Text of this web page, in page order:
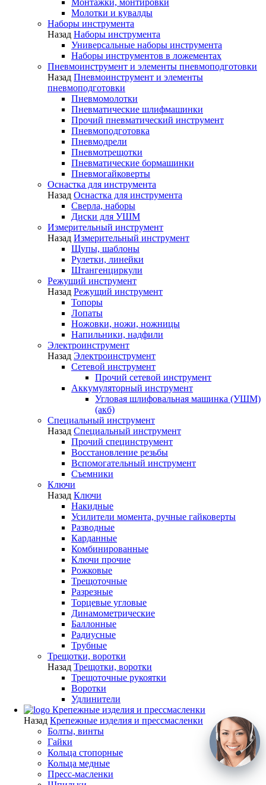
Молотки и кувалды
Наборы инструмента
Назад Наборы инструмента
Универсальные наборы инструмента
Наборы инструментов в ложементах
Пневмоинструмент и элементы пневмоподготовки
Назад Пневмоинструмент и элементы
пневмоподготовки
Пневмомолотки
Пневматические шлифмашинки
Прочий пневматический инструмент
Пневмоподготовка
Пневмодрели
Пневмотрещотки
Пневматические бормашинки
Пневмогайковерты
Оснастка для инструмента
Назад Оснастка для инструмента
Сверла, наборы
Диски для УШМ
Измерительный инструмент
Назад Измерительный инструмент
Щупы, шаблоны
Рулетки, линейки
Штангенциркули
Режущий инструмент
Назад Режущий инструмент
Топоры
Лопаты
Ножовки, ножи, ножницы
Напильники, надфили
Электроинструмент
Назад Электроинструмент
Сетевой инструмент
Прочий сетевой инструмент
Аккумуляторный инструмент
Угловая шлифовальная машинка (УШМ)
(акб)
Специальный инструмент
Назад Специальный инструмент
Прочий специнструмент
Восстановление резьбы
Вспомогательный инструмент
Съемники
Ключи
Назад Ключи
Накидные
Усилители момента, ручные гайковерты
Разводные
Карданные
Комбинированные
Ключи прочие
Рожковые
Трещоточные
Разрезные
Торцевые угловые
Динамометрические
Баллонные
Радиусные
Трубные
Трещотки, воротки
Назад Трещотки, воротки
Трещоточные рукоятки
Воротки
Удлинители
Крепежные изделия и прессмасленки
Назад Крепежные изделия и прессмасленки
Болты, винты
Гайки
Кольца стопорные
Кольца медные
Пресс-масленки